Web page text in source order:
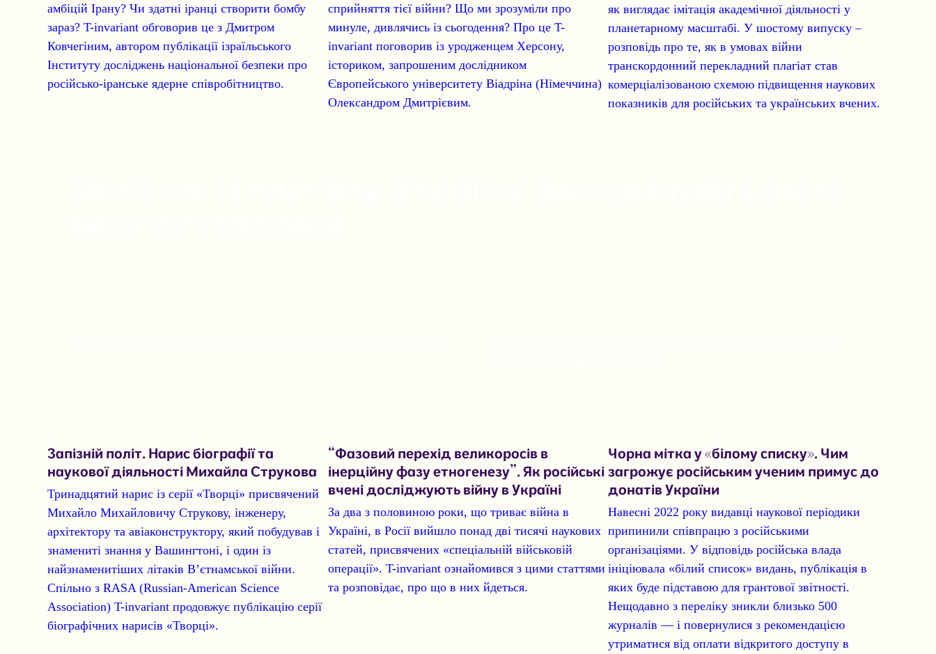
амбіцій Ірану? Чи здатні іранці створити бомбу
зараз? T-invariant обговорив це з Дмитром
Ковчегіним, автором публікації ізраїльського
Інституту досліджень національної безпеки про
російсько-іранське ядерне співробітництво.
сприйняття тієї війни? Що ми зрозуміли про
минуле, дивлячись із сьогодення? Про це T-
invariant поговорив із уродженцем Херсону,
істориком, запрошеним дослідником
Європейського університету Віадріна (Німеччина)
Олександром Дмитрієвим.
як виглядає імітація академічної діяльності у
планетарному масштабі. У шостому випуску –
розповідь про те, як в умовах війни
транскордонний перекладний плагіат став
комерціалізованою схемою підвищення наукових
показників для російських та українських вчених.
Запізній політ. Нарис біографії та
наукової діяльності Михайла Струкова
Тринадцятий нарис із серії «Творці» присвячений
Михайло Михайловичу Струкову, інженеру,
архітектору та авіаконструктору, який побудував і
знамениті знання у Вашингтоні, і один із
найзнаменитіших літаків В’єтнамської війни.
Спільно з RASA (Russian-American Science
Association) T-invariant продовжує публікацію серії
біографічних нарисів «Творці».
“Фазовий перехід великоросів в
інерційну фазу етногенезу”. Як російські
вчені досліджують війну в Україні
За два з половиною роки, що триває війна в
Україні, в Росії вийшло понад дві тисячі наукових
статей, присвячених «спеціальній військовій
операції». T-invariant ознайомився з цими статтями
та розповідає, про що в них йдеться.
Чорна мітка у «білому списку». Чим
загрожує російським ученим примус до
донатів України
Навесні 2022 року видавці наукової періодики
припинили співпрацю з російськими
організаціями. У відповідь російська влада
ініціювала «білий список» видань, публікація в
яких буде підставою для грантової звітності.
Нещодавно з переліку зникли близько 500
журналів — і повернулися з рекомендацією
утриматися від оплати відкритого доступу в